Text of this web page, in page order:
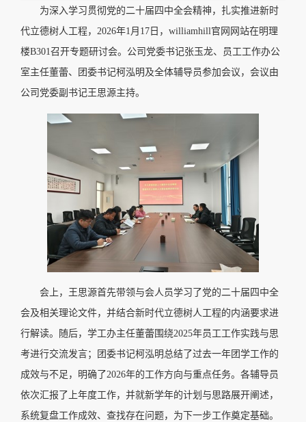
为深入学习贯彻党的二十届四中全会精神，扎实推进新时
代立德树人工程，2026年1月17日，williamhill官网网站在明理
楼B301召开专题研讨会。公司党委书记张玉龙、员工工作办公
室主任董蕾、团委书记柯泓明及全体辅导员参加会议，会议由
公司党委副书记王思源主持。
会上，王思源首先带领与会人员学习了党的二十届四中全
会及相关理论文件，并结合新时代立德树人工程的内涵要求进
行解读。随后，学工办主任董蕾围绕2025年员工工作实践与思
考进行交流发言；团委书记柯泓明总结了过去一年团学工作的
成效与不足，明确了2026年的工作方向与重点任务。各辅导员
依次汇报了上年度工作，并就新学年的计划与思路展开阐述，
系统复盘工作成效、查找存在问题，为下一步工作奠定基础。